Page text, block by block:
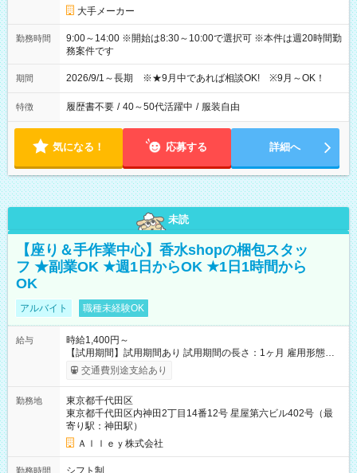
大手メーカー
勤務時間
9:00～14:00 ※開始は8:30～10:00で選択可 ※本件は週20時間勤
務案件です
期間 2026/9/1～長期 ※★9月中であれば相談OK! ※9月～OK！
特徴 履歴書不要 / 40～50代活躍中 / 服装自由
気になる！ 応募する 詳細へ
未読
【座り＆手作業中心】香水shopの梱包スタッ
フ ★副業OK ★週1日からOK ★1日1時間から
OK
アルバイト 職種未経験OK
給与
時給1,400円～
【試用期間】試用期間あり 試用期間の長さ：1ヶ月 雇用形態、
給与は本採用時と同じです。
交通費別途支給あり
勤務地
東京都千代田区
東京都千代田区内神田2丁目14番12号 星屋第六ビル402号（最
寄り駅：神田駅）
Ａｌｌｅｙ株式会社
勤務時間
シフト制